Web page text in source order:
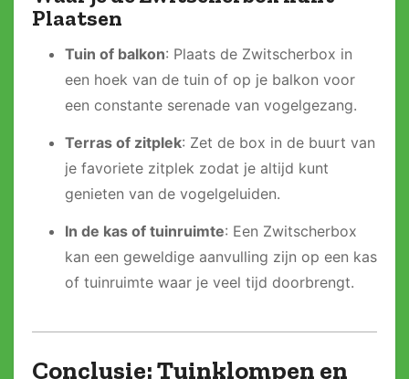
Plaatsen
Tuin of balkon: Plaats de Zwitscherbox in
een hoek van de tuin of op je balkon voor
een constante serenade van vogelgezang.
Terras of zitplek: Zet de box in de buurt van
je favoriete zitplek zodat je altijd kunt
genieten van de vogelgeluiden.
In de kas of tuinruimte: Een Zwitscherbox
kan een geweldige aanvulling zijn op een kas
of tuinruimte waar je veel tijd doorbrengt.
Conclusie: Tuinklompen en